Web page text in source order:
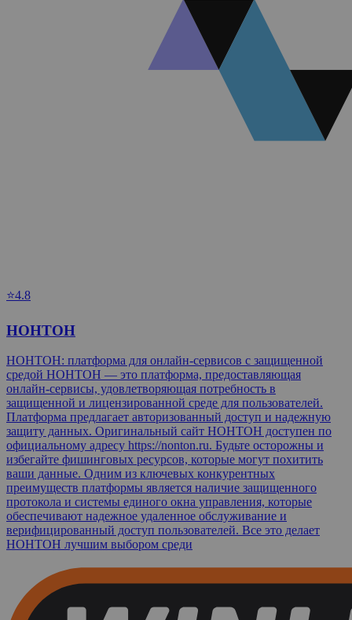
⭐4.8
НОНТОН
НОНТОН: платформа для онлайн-сервисов с защищенной
средой НОНТОН — это платформа, предоставляющая
онлайн-сервисы, удовлетворяющая потребность в
защищенной и лицензированной среде для пользователей.
Платформа предлагает авторизованный доступ и надежную
защиту данных. Оригинальный сайт НОНТОН доступен по
официальному адресу https://nonton.ru. Будьте осторожны и
избегайте фишинговых ресурсов, которые могут похитить
ваши данные. Одним из ключевых конкурентных
преимуществ платформы является наличие защищенного
протокола и системы единого окна управления, которые
обеспечивают надежное удаленное обслуживание и
верифицированный доступ пользователей. Все это делает
НОНТОН лучшим выбором среди